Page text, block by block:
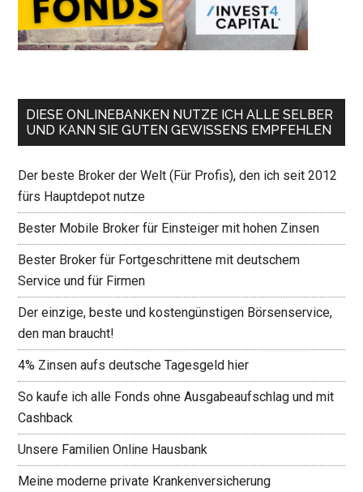
DIESE ONLINEBANKEN NUTZE ICH ALLE SELBER
UND KANN SIE GUTEN GEWISSENS EMPFEHLEN
Der beste Broker der Welt (Für Profis), den ich seit 2012
fürs Hauptdepot nutze
Bester Mobile Broker für Einsteiger mit hohen Zinsen
Bester Broker für Fortgeschrittene mit deutschem
Service und für Firmen
Der einzige, beste und kostengünstigen Börsenservice,
den man braucht!
4% Zinsen aufs deutsche Tagesgeld hier
So kaufe ich alle Fonds ohne Ausgabeaufschlag und mit
Cashback
Unsere Familien Online Hausbank
Meine moderne private Krankenversicherung